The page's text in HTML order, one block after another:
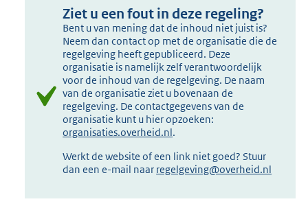
Ziet u een fout in deze regeling?
Bent u van mening dat de inhoud niet juist is?
Neem dan contact op met de organisatie die de
regelgeving heeft gepubliceerd. Deze
organisatie is namelijk zelf verantwoordelijk
voor de inhoud van de regelgeving. De naam
van de organisatie ziet u bovenaan de
regelgeving. De contactgegevens van de
organisatie kunt u hier opzoeken:
organisaties.overheid.nl.
Werkt de website of een link niet goed? Stuur
dan een e-mail naar regelgeving@overheid.nl